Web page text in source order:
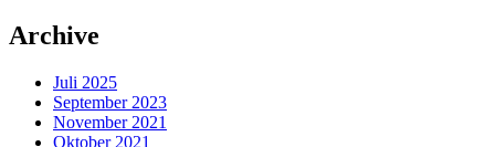
Archive
Juli 2025
September 2023
November 2021
Oktober 2021